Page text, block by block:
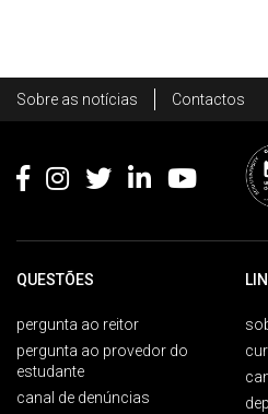
Footer
Sobre as notícias Contactos
QUESTÕES
pergunta ao reitor
pergunta ao provedor do
estudante
canal de denúncias